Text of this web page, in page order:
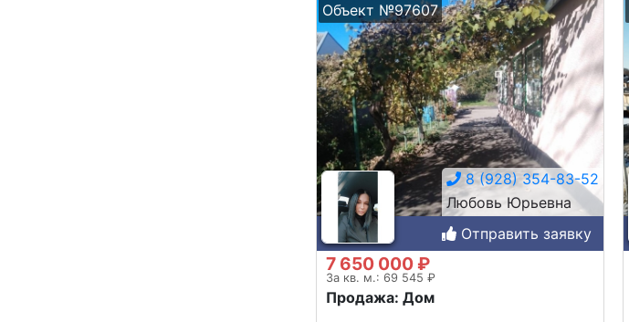
Объект №97607
8 (928) 354-83-52
Любовь Юрьевна
Отправить заявку
7 650 000 ₽
За кв. м.: 69 545 ₽
Продажа: Дом